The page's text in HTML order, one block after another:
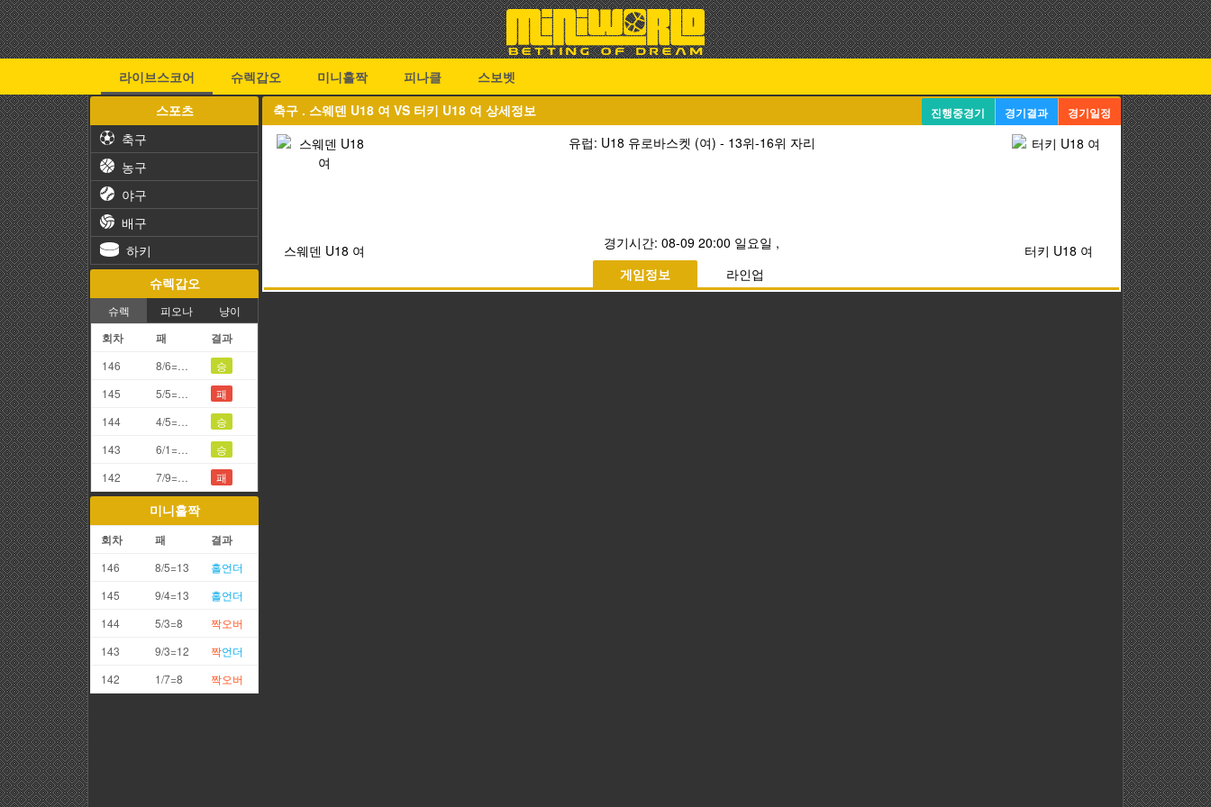
라이브스코어 슈렉갑오 미니홀짝 피나클
스보벳
스포츠
축구
농구
야구
배구
하키
슈렉갑오
슈렉 피오나 냥이
회차 패 결과
146 8/6=4끗
승
145
5/5=0끗(망통)
패
144
4/5=9끗(갑오)
승
143
6/1=7끗
승
142
7/9=6끗 패
미니홀짝
회차 패 결과
146 8/5=13 홀언더
145
9/4=13 홀언더
144
5/3=8 짝오버
143
9/3=12 짝언더
142
1/7=8 짝오버
축구 . 스웨덴 U18 여 VS 터키 U18 여 상세정보 진행중경기 경기결과 경기일정
스웨덴 U18 여
유럽: U18 유로바스켓 (여) - 13위-16위 자리
경기시간:08-09 20:00 일요일 ,
터키 U18 여
게임정보
라인업